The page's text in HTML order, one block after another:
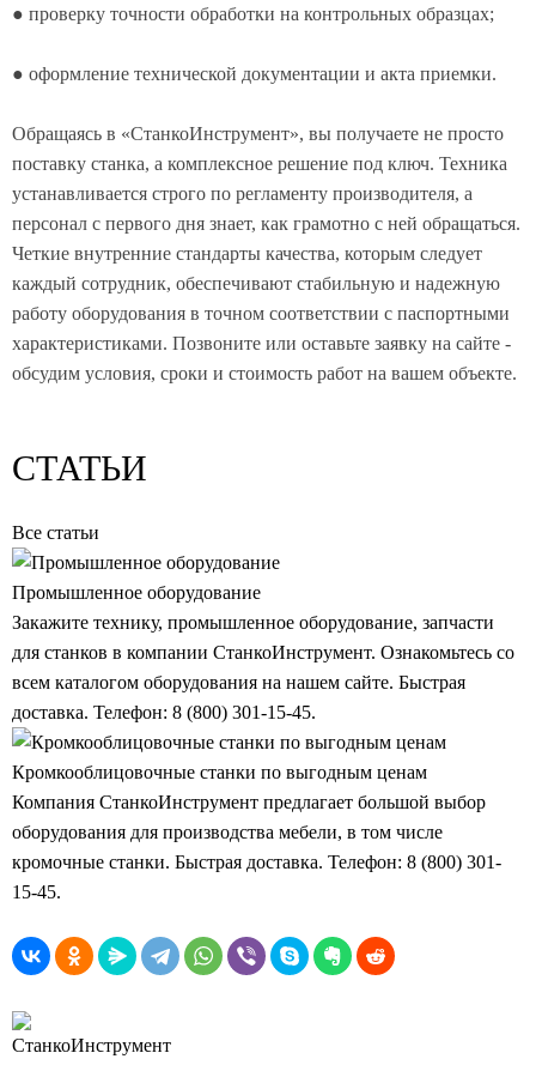
● проверку точности обработки на контрольных образцах;
● оформление технической документации и акта приемки.
Обращаясь в «СтанкоИнструмент», вы получаете не просто
поставку станка, а комплексное решение под ключ. Техника
устанавливается строго по регламенту производителя, а
персонал с первого дня знает, как грамотно с ней обращаться.
Четкие внутренние стандарты качества, которым следует
каждый сотрудник, обеспечивают стабильную и надежную
работу оборудования в точном соответствии с паспортными
характеристиками. Позвоните или оставьте заявку на сайте -
обсудим условия, сроки и стоимость работ на вашем объекте.
СТАТЬИ
Все статьи
Промышленное оборудование
Закажите технику, промышленное оборудование, запчасти
для станков в компании СтанкоИнструмент. Ознакомьтесь со
всем каталогом оборудования на нашем сайте. Быстрая
доставка. Телефон: 8 (800) 301-15-45.
Кромкооблицовочные станки по выгодным ценам
Компания СтанкоИнструмент предлагает большой выбор
оборудования для производства мебели, в том числе
кромочные станки. Быстрая доставка. Телефон: 8 (800) 301-
15-45.